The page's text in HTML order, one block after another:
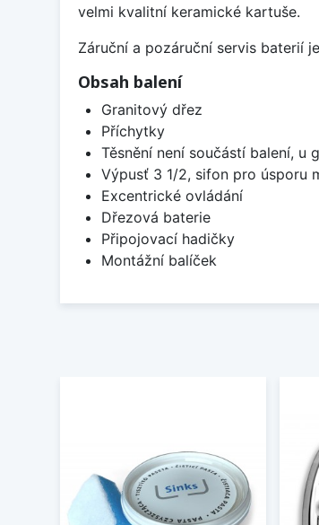
velmi kvalitní keramické kartuše.
Záruční a pozáruční servis baterií
Obsah balení
Granitový dřez
Příchytky
Těsnění není součástí balení, u
Výpusť 3 1/2, sifon pro úsporu
Excentrické ovládání
Dřezová baterie
Připojovací hadičky
Montážní balíček